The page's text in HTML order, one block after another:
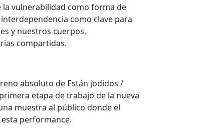
vulnerabilidad como forma de
como clave para
y nuestros cuerpos,
compartidas.
absoluto de Están jodidos /
etapa de trabajo de la nueva
muestra al público donde el
performance.